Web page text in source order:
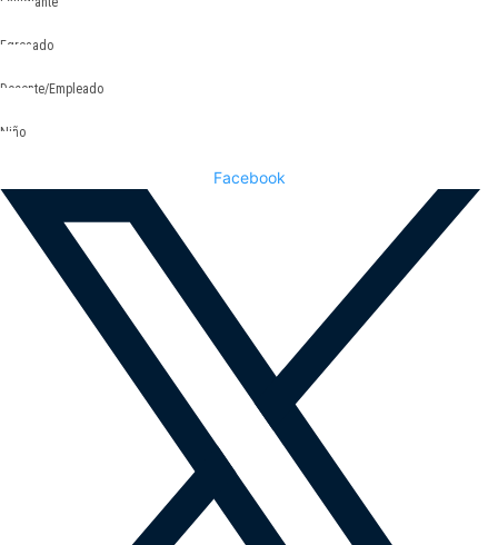
Egresado
Docente/Empleado
Niño
Facebook